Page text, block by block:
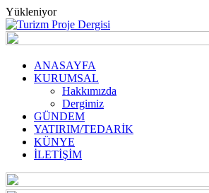
Yükleniyor
ANASAYFA
KURUMSAL
Hakkımızda
Dergimiz
GÜNDEM
YATIRIM/TEDARİK
KÜNYE
İLETİŞİM